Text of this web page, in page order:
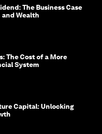
The Business Case
Wealth
The Cost of a More
System
Capital: Unlocking